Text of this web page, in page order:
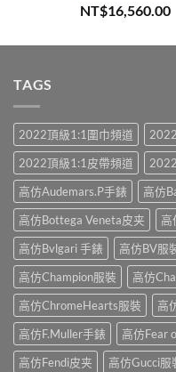
評分5.00
滿分 5
NT$16,560.00
TAGS
2022頂級1:1圍巾頻道
2022頂級1:1皮帶頻道
高仿Audemars.P手錶
高仿
高仿Bottega Veneta皮夹
高
高仿Bvlgari 手錶
高仿BV服
高仿Champion服裝
高仿
高仿ChromeHearts服裝
高
高仿F.Muller手錶
高仿Fear
高仿Fendi皮夹
高仿Gucci服